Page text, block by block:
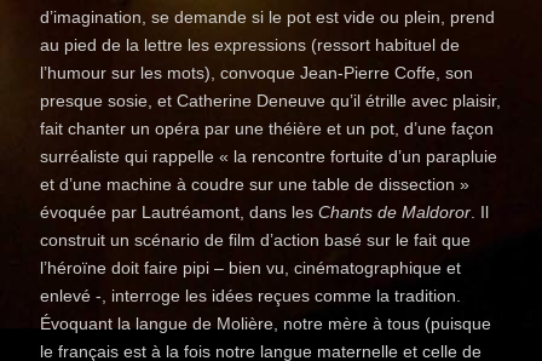
d’imagination, se demande si le pot est vide ou plein, prend
au pied de la lettre les expressions (ressort habituel de
l’humour sur les mots), convoque Jean-Pierre Coffe, son
presque sosie, et Catherine Deneuve qu’il étrille avec plaisir,
fait chanter un opéra par une théière et un pot, d’une façon
surréaliste qui rappelle « la rencontre fortuite d’un parapluie
et d’une machine à coudre sur une table de dissection »
évoquée par Lautréamont, dans lesChants de Maldoror . Il
construit un scénario de film d’action basé sur le fait que
l’héroïne doit faire pipi – bien vu, cinématographique et
enlevé -, interroge les idées reçues comme la tradition.
Évoquant la langue de Molière, notre mère à tous (puisque
le français est à la fois notre langue maternelle et celle de